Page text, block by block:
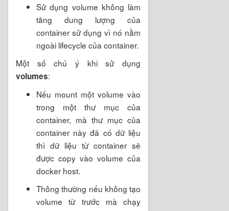
Sử dụng volume không làm
tăng dung lượng của
container sử dụng vì nó nằm
ngoài lifecycle của container.
Một số chú ý khi sử dụng
volumes:
Nếu mount một volume vào
trong một thư mục của
container, mà thư mục của
container này đã có dữ liệu
thì dữ liệu từ container sẽ
được copy vào volume của
docker host.
Thông thường nếu không tạo
volume từ trước mà chạy